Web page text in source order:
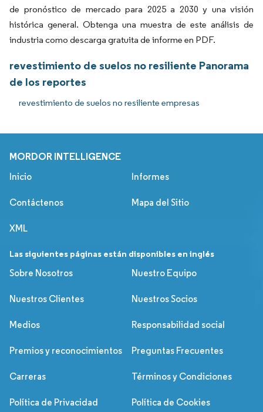
de pronóstico de mercado para 2025 a 2030 y una visión
histórica general. Obtenga una muestra de este análisis de
industria como descarga gratuita de informe en PDF.
revestimiento de suelos no resiliente Panorama
de los reportes
revestimiento de suelos no resiliente empresas
MORDOR INTELLIGENCE
Inicio Informes
Contáctenos Mapa del Sitio
XML
Las siguientes páginas están disponibles en inglés
Sobre Nosotros
Nuestro Equipo
Nuestros Clientes Nuestros Socios
Medios Responsabilidad social
Premios y reconocimientos Preguntas Frecuentes
Carreras Términos y Condiciones
Política de Privacidad Política de Cookies